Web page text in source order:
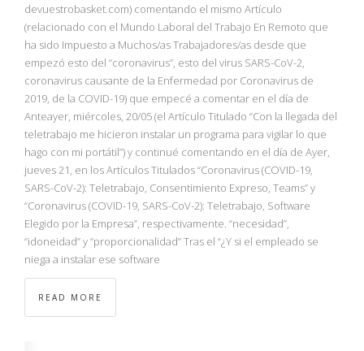
MULTIMEDIA
RIO 2016
devuestrobasket.com) comentando el mismo Artículo
(relacionado con el Mundo Laboral del Trabajo En Remoto que
ha sido Impuesto a Muchos/as Trabajadores/as desde que
empezó esto del “coronavirus”, esto del virus SARS-CoV-2,
coronavirus causante de la Enfermedad por Coronavirus de
2019, de la COVID-19) que empecé a comentar en el día de
Anteayer, miércoles, 20/05 (el Artículo Titulado “Con la llegada del
teletrabajo me hicieron instalar un programa para vigilar lo que
hago con mi portátil”) y continué comentando en el día de Ayer,
jueves 21, en los Artículos Titulados “Coronavirus (COVID-19,
SARS-CoV-2): Teletrabajo, Consentimiento Expreso, Teams” y
“Coronavirus (COVID-19, SARS-CoV-2): Teletrabajo, Software
Elegido por la Empresa”, respectivamente. “necesidad”,
“idoneidad” y “proporcionalidad” Tras el “¿Y si el empleado se
niega a instalar ese software
READ MORE